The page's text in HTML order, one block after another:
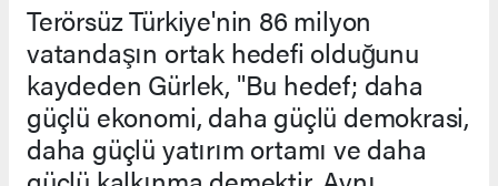
Terörsüz Türkiye'nin 86 milyon
vatandaşın ortak hedefi olduğunu
kaydeden Gürlek, "Bu hedef; daha
güçlü ekonomi, daha güçlü demokrasi,
daha güçlü yatırım ortamı ve daha